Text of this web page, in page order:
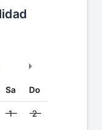
Sa Do
1 2